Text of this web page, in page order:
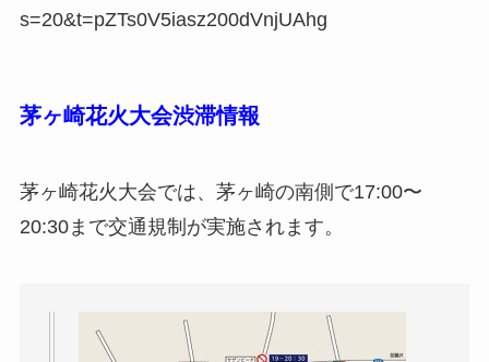
s=20&t=pZTs0V5iasz200dVnjUAhg
茅ヶ崎花火大会渋滞情報
茅ヶ崎花火大会では、茅ヶ崎の南側で17:00〜
20:30まで交通規制が実施されます。